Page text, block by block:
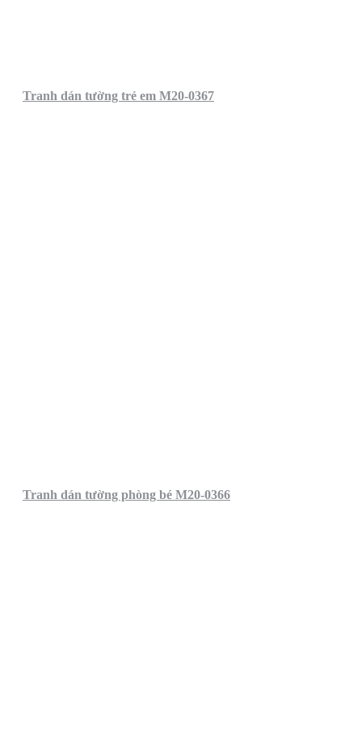
Tranh dán tường trẻ em M20-0367
Tranh dán tường phòng bé M20-0366